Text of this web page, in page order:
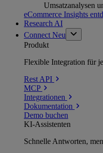
Umsatzanalysen
eCommerce Insights
Research AI
Connect Neu
Produkt
Flexible Integration für
Rest API
MCP
Integrationen
Dokumentation
Demo buchen
KI-Assistenten
Schnelle Antworten,